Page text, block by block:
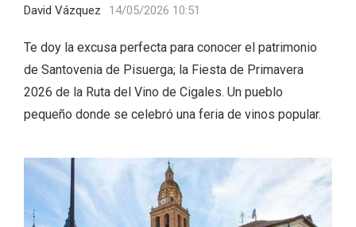
David Vázquez 14/05/2026 10:51
Te doy la excusa perfecta para conocer el patrimonio
de Santovenia de Pisuerga; la Fiesta de Primavera
2026 de la Ruta del Vino de Cigales. Un pueblo
pequeño donde se celebró una feria de vinos popular.
El Cronicón de Oña sale a la calle